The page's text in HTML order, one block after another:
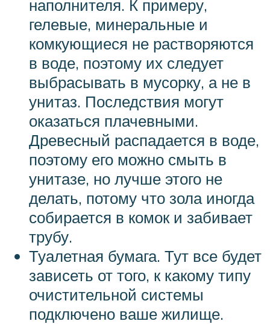
наполнителя. К примеру,
гелевые, минеральные и
комкующиеся не растворяются
в воде, поэтому их следует
выбрасывать в мусорку, а не в
унитаз. Последствия могут
оказаться плачевными.
Древесный распадается в воде,
поэтому его можно смыть в
унитазе, но лучше этого не
делать, потому что зола иногда
собирается в комок и забивает
трубу.
Туалетная бумага. Тут все будет
зависеть от того, к какому типу
очистительной системы
подключено ваше жилище.